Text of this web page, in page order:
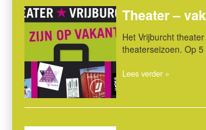
Theater –
Het Vrijburcht
theaterseizoen. Op
Lees verder »